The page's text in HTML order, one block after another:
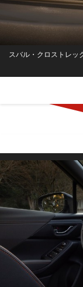
スバル・クロストレッ